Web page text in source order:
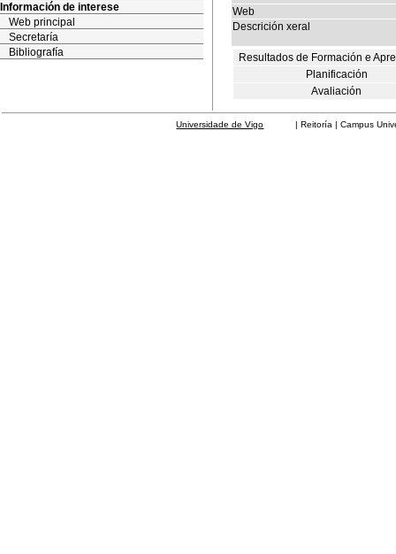
Información de interese
Web principal
Secretaría
Bibliografía
Web
Descrición xeral
Resultados de Formación e
Planificación
Avaliación
Universidade de Vigo | Reitoría | Campus